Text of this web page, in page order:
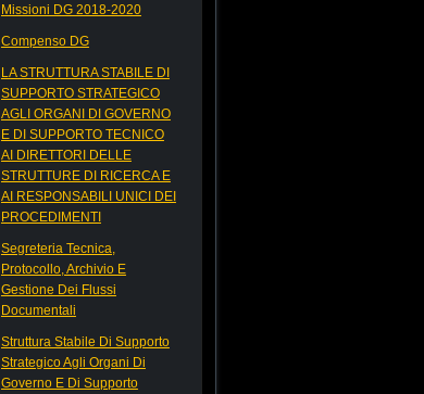
Missioni DG 2018-2020
Compenso DG
LA STRUTTURA STABILE DI
SUPPORTO STRATEGICO
AGLI ORGANI DI GOVERNO
E DI SUPPORTO TECNICO
AI DIRETTORI DELLE
STRUTTURE DI RICERCA E
AI RESPONSABILI UNICI DEI
PROCEDIMENTI
Segreteria Tecnica,
Protocollo, Archivio E
Gestione Dei Flussi
Documentali
Struttura Stabile Di Supporto
Strategico Agli Organi Di
Governo E Di Supporto